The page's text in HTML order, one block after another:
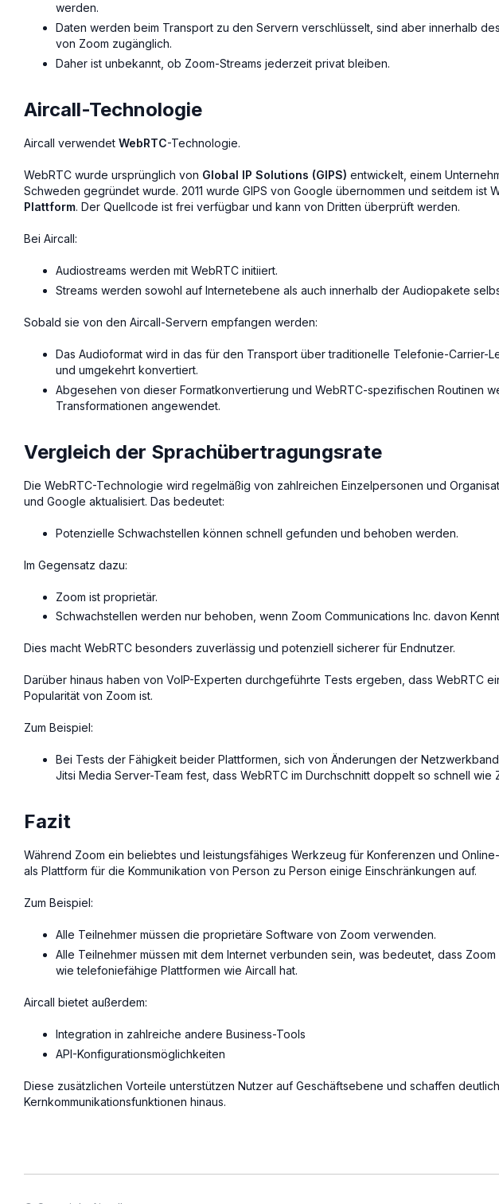
werden.
Daten werden beim Transport zu den Servern verschlüsselt, sind aber innerhalb
von Zoom zugänglich.
Daher ist unbekannt, ob Zoom-Streams jederzeit privat bleiben.
Aircall-Technologie
Aircall verwendet WebRTC-Technologie.
WebRTC wurde ursprünglich von Global IP Solutions (GIPS) entwickelt, einem
Schweden gegründet wurde. 2011 wurde GIPS von Google übernommen und seitdem ist
Plattform. Der Quellcode ist frei verfügbar und kann von Dritten überprüft werden.
Bei Aircall:
Audiostreams werden mit WebRTC initiiert.
Streams werden sowohl auf Internetebene als auch innerhalb der Audiopakete
Sobald sie von den Aircall-Servern empfangen werden:
Das Audioformat wird in das für den Transport über traditionelle Telefonie-Carrier-
und umgekehrt konvertiert.
Abgesehen von dieser Formatkonvertierung und WebRTC-spezifischen Routinen
Transformationen angewendet.
Vergleich der Sprachübertragungsrate
Die WebRTC-Technologie wird regelmäßig von zahlreichen Einzelpersonen und
und Google aktualisiert. Das bedeutet:
Potenzielle Schwachstellen können schnell gefunden und behoben werden.
Im Gegensatz dazu:
Zoom ist proprietär.
Schwachstellen werden nur behoben, wenn Zoom Communications Inc. davon
Dies macht WebRTC besonders zuverlässig und potenziell sicherer für Endnutzer.
Darüber hinaus haben von VoIP-Experten durchgeführte Tests ergeben, dass WebRTC
Popularität von Zoom ist.
Zum Beispiel:
Bei Tests der Fähigkeit beider Plattformen, sich von Änderungen der
Jitsi Media Server-Team fest, dass WebRTC im Durchschnitt doppelt so schnell wie
Fazit
Während Zoom ein beliebtes und leistungsfähiges Werkzeug für Konferenzen und
als Plattform für die Kommunikation von Person zu Person einige Einschränkungen auf.
Zum Beispiel:
Alle Teilnehmer müssen die proprietäre Software von Zoom verwenden.
Alle Teilnehmer müssen mit dem Internet verbunden sein, was bedeutet, dass
wie telefoniefähige Plattformen wie Aircall hat.
Aircall bietet außerdem:
Integration in zahlreiche andere Business-Tools
API-Konfigurationsmöglichkeiten
Diese zusätzlichen Vorteile unterstützen Nutzer auf Geschäftsebene und schaffen
Kernkommunikationsfunktionen hinaus.